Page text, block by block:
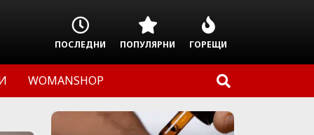
ПОСЛЕДНИ ПОПУЛЯРНИ ГОРЕЩИ
WOMANSHOP